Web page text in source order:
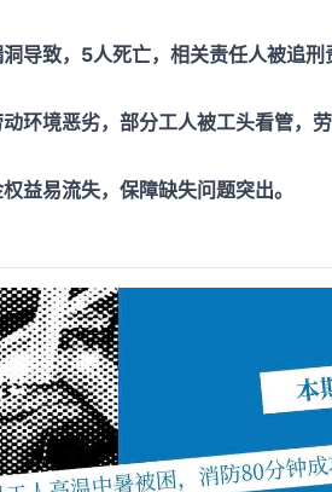
导致，5人死亡，相关责任人被追刑
环境恶劣，部分工人被工头看管，
益易流失，保障缺失问题突出。